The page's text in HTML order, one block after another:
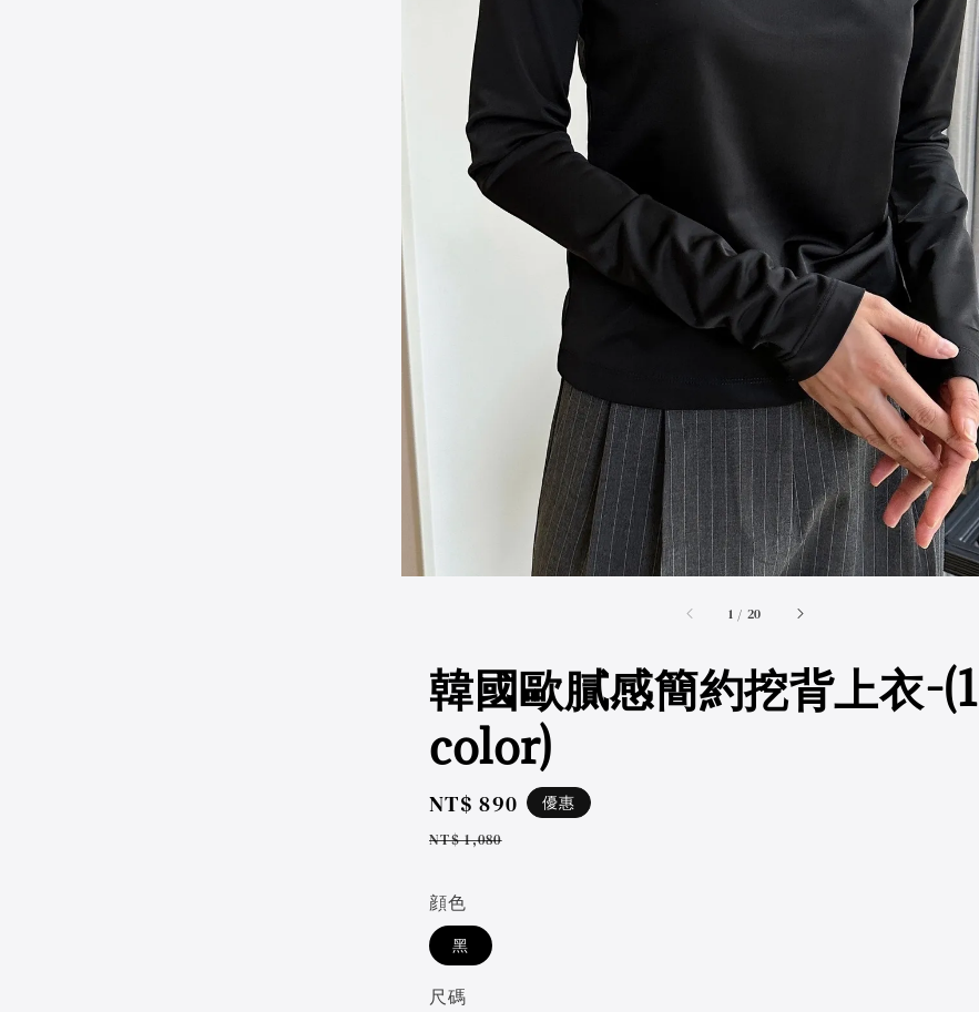
1 / accessibility.of
20
韓國歐膩感簡約挖背上衣-(1
color)
Sale
price
NT$ 890
Regular
NT$ 1,080
優惠
顔色
黑
尺碼